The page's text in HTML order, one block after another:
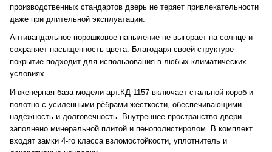
производственных стандартов дверь не теряет привлекательности
даже при длительной эксплуатации.
Антивандальное порошковое напыление не выгорает на солнце и
сохраняет насыщенность цвета. Благодаря своей структуре
покрытие подходит для использования в любых климатических
условиях.
Инженерная база модели арт.КД-1157 включает стальной короб и
полотно с усиленными рёбрами жёсткости, обеспечивающими
надёжность и долговечность. Внутреннее пространство двери
заполнено минеральной плитой и пенополистиролом. В комплект
входят замки 4-го класса взломостойкости, уплотнитель и